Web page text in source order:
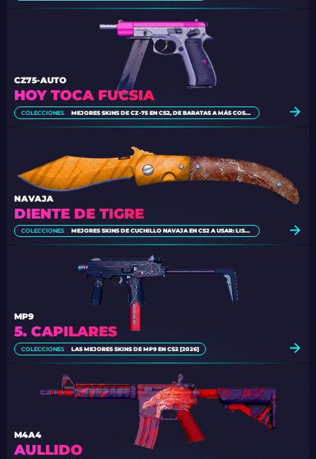
HOY TOCA FUCSIA
CZ75-AUTO
COLECCIONES MEJORES SKINS DE CZ-75 EN CS2, DE BARATAS A MÁS COSTOSAS
DIENTE DE TIGRE
NAVAJA
COLECCIONES MEJORES SKINS DE CUCHILLO NAVAJA EN CS2 A USAR: LISTA DEFINITIVA [2026]
5. CAPILARES
MP9
COLECCIONES LAS MEJORES SKINS DE MP9 EN CS2 [2026]
AULLIDO
M4A4